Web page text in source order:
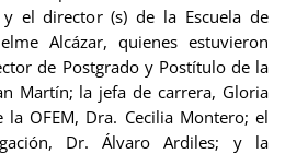
el director (s) de la Escuela de
Alcázar, quienes estuvieron
de Postgrado y Postítulo de la
Martín; la jefa de carrera, Gloria
OFEM, Dra. Cecilia Montero; el
Dr. Álvaro Ardiles; y la